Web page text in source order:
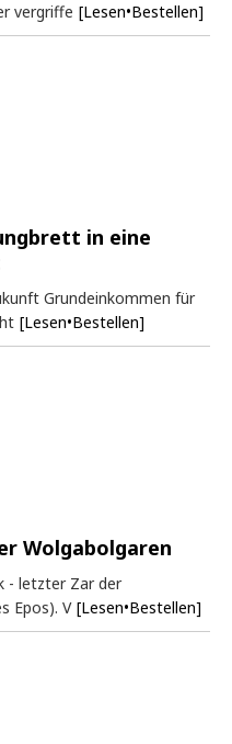
vergriffe [Lesen•Bestellen]
in eine
Grundeinkommen für
[Lesen•Bestellen]
Wolgabolgaren
- letzter Zar der
Epos). V [Lesen•Bestellen]